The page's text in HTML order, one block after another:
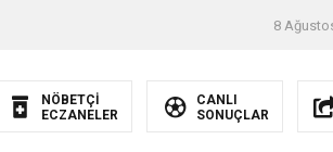
8
NÖBETÇİ
ECZANELER
CANLI
SONUÇLAR